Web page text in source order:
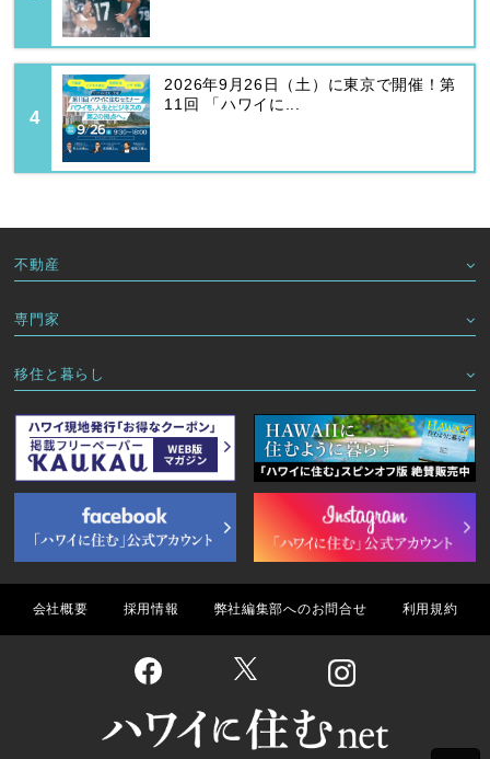
2026年9月26日（土）に東京で開催！第
11回 「ハワイに...
不動産
専門家
移住と暮らし
会社概要 採用情報 弊社編集部へのお問合せ 利用規約